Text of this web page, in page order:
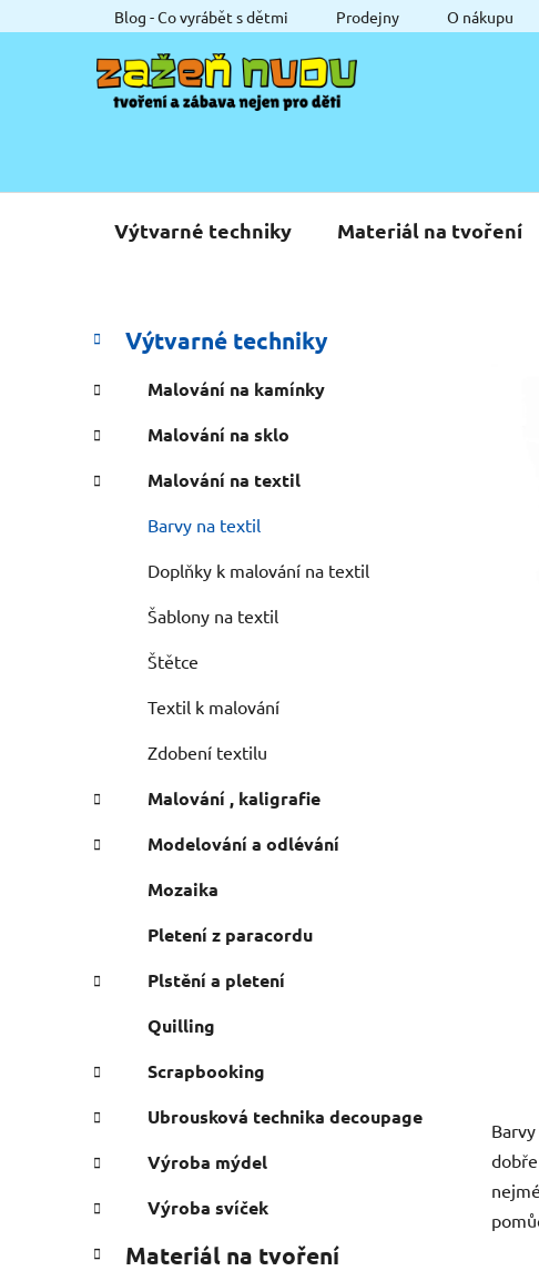
na
Blog - Co vyrábět s dětmi Prodejny O nákupu
Výtvarné techniky Materiál na tvoření
P
o
s
r
a
Přeskočit
kategorie
K
a
e
g
o
r
i
Výtvarné techniky
Malování na kamínky
Malování na sklo
Malování na textil
Barvy na textil
Doplňky k malování na textil
Šablony na textil
Štětce
Textil k malování
Zdobení textilu
Malování , kaligrafie
Modelování a odlévání
Mozaika
Pletení z paracordu
Plstění a pletení
Quilling
Scrapbooking
Ubrousková technika decoupage
Výroba mýdel
Výroba svíček
Materiál na tvoření